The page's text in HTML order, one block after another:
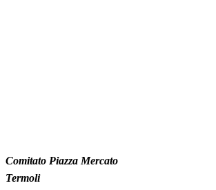
Comitato Piazza Mercato
Termoli